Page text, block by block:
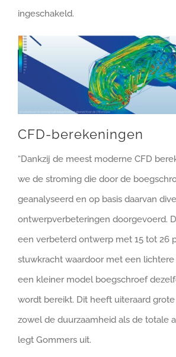
ingeschakeld.
CFD-berekeningen
“Dankzij de meest moderne CFD
we de stroming die door de
geanalyseerd en op basis daarvan
ontwerpverbeteringen doorgevoerd.
een verbeterd ontwerp met 15 tot 26
stuwkracht waardoor met een
een kleiner model boegschroef
wordt bereikt. Dit heeft uiteraard
zowel de duurzaamheid als de totale
legt Gommers uit.